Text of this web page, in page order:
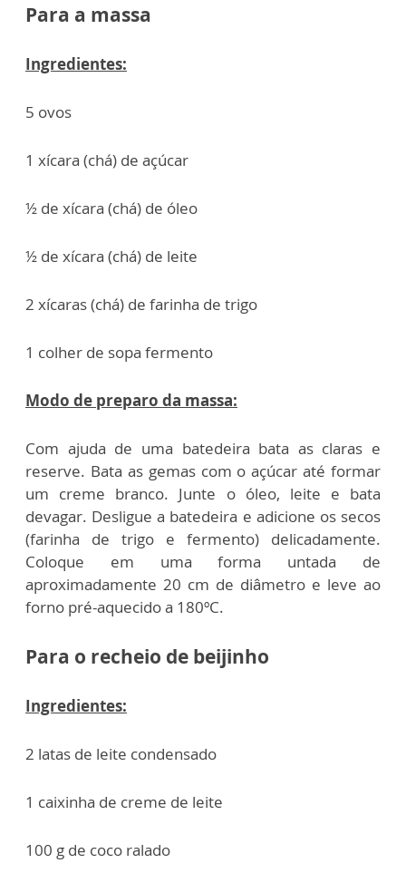
Para a massa
Ingredientes:
5 ovos
1 xícara (chá) de açúcar
½ de xícara (chá) de óleo
½ de xícara (chá) de leite
2 xícaras (chá) de farinha de trigo
1 colher de sopa fermento
Modo de preparo da massa:
Com ajuda de uma batedeira bata as claras e
reserve. Bata as gemas com o açúcar até formar
um creme branco. Junte o óleo, leite e bata
devagar. Desligue a batedeira e adicione os secos
(farinha de trigo e fermento) delicadamente.
Coloque em uma forma untada de
aproximadamente 20 cm de diâmetro e leve ao
forno pré-aquecido a 180ºC.
Para o recheio de beijinho
Ingredientes:
2 latas de leite condensado
1 caixinha de creme de leite
100 g de coco ralado